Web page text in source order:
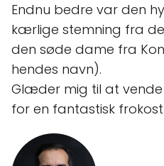
Endnu bedre var den
kærlige stemning fra
den søde dame fra
hendes navn).
Glæder mig til at
for en fantastisk